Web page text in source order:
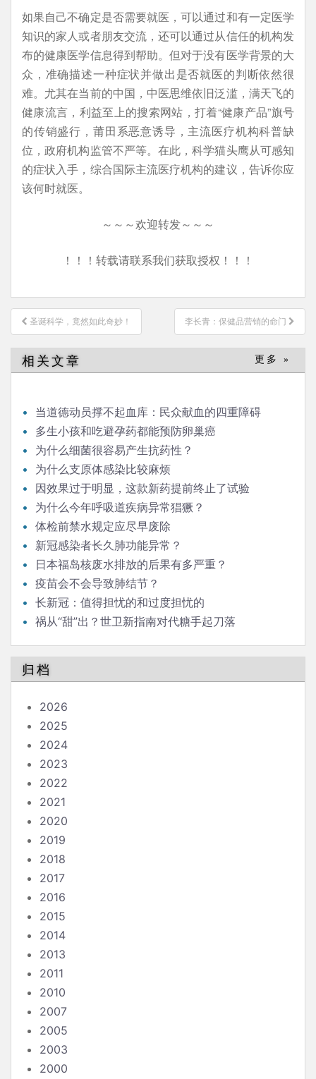
如果自己不确定是否需要就医，可以通过和有一定医学
知识的家人或者朋友交流，还可以通过从信任的机构发
布的健康医学信息得到帮助。但对于没有医学背景的大
众，准确描述一种症状并做出是否就医的判断依然很
难。尤其在当前的中国，中医思维依旧泛滥，满天飞的
健康流言，利益至上的搜索网站，打着“健康产品”旗号
的传销盛行，莆田系恶意诱导，主流医疗机构科普缺
位，政府机构监管不严等。在此，科学猫头鹰从可感知
的症状入手，综合国际主流医疗机构的建议，告诉你应
该何时就医。
～～～欢迎转发～～～
！！！转载请联系我们获取授权！！！
文
章
导
航
圣诞科学，竟然如此奇妙！ 李长青：保健品营销的命门
相关文章 更多 »
当道德动员撑不起血库：民众献血的四重障碍
多生小孩和吃避孕药都能预防卵巢癌
为什么细菌很容易产生抗药性？
为什么支原体感染比较麻烦
因效果过于明显，这款新药提前终止了试验
为什么今年呼吸道疾病异常猖獗？
体检前禁水规定应尽早废除
新冠感染者长久肺功能异常？
日本福岛核废水排放的后果有多严重？
疫苗会不会导致肺结节？
长新冠：值得担忧的和过度担忧的
祸从“甜”出？世卫新指南对代糖手起刀落
归档
2026
2025
2024
2023
2022
2021
2020
2019
2018
2017
2016
2015
2014
2013
2011
2010
2007
2005
2003
2000